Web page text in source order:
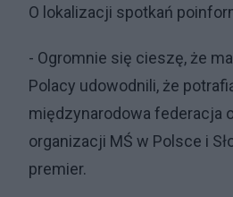
O lokalizacji spotkań
- Ogromnie się cieszę, że
Polacy udowodnili, że
międzynarodowa federacja
organizacji MŚ w Polsce i
premier.